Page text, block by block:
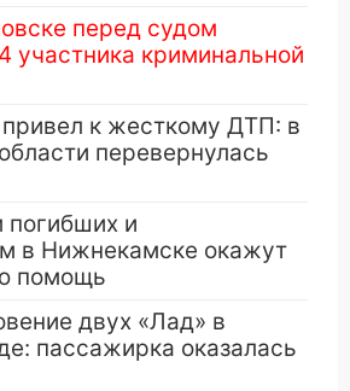
перед судом
участника криминальной
к жесткому ДТП: в
перевернулась
и
в Нижнекамске окажут
помощь
двух «Лад» в
пассажирка оказалась